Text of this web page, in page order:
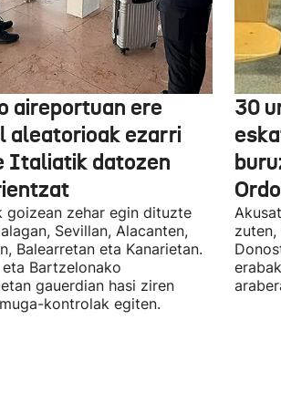
aireportuan ere
aleatorioak ezarri
Italiatik datozen
goizean zehar egin dituzte
Sevillan, Alacanten,
Balearretan eta Kanarietan.
Bartzelonako
gauerdian hasi ziren
kontrolak egiten.
30